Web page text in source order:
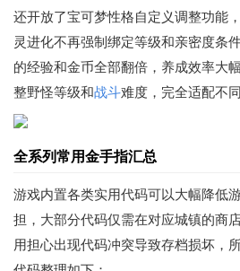
还开放了宝可梦性格自定义调整功能
灵进化不再强制绑定等级和亲密度条
的经验和金币全部翻倍，养成效率大
整野怪等级和战斗难度，完全适配不
全系列常用金手指汇总
游戏内置各类实用代码可以大幅降低
担，大部分代码仅需在对应城镇的商
用担心出现代码冲突导致存档损坏，